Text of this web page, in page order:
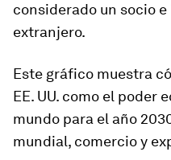
considerado un socio
extranjero.
Este gráfico muestra
EE. UU. como el poder
mundo para el año
mundial, comercio y